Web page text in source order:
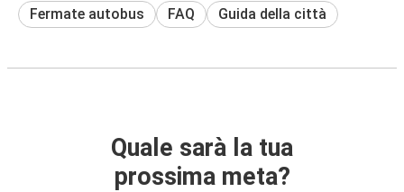
Fermate autobus FAQ Guida della città
Quale sarà la tua
prossima meta?